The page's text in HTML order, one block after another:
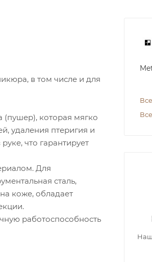
в том числе и для
(пушер), которая мягко
удаления птеригия и
что гарантирует
Для
сталь,
коже, обладает
работоспособность